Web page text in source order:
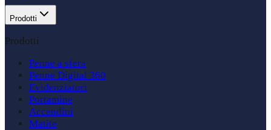
Prodotti
Prodotti
Penne a sfera
Penne Digital 360
Evidenziatori
Portamine
Accendini
Matite